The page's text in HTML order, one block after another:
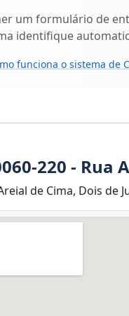
um formulário de
identifique
funciona o sistema de
220 - Rua
de Cima, Dois de